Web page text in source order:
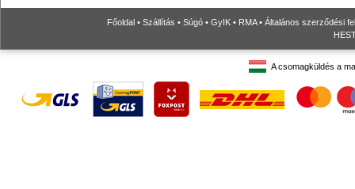
Főoldal • Szállítás • Súgó • GyIK • RMA• Általános szerződési
A csomagküldés a